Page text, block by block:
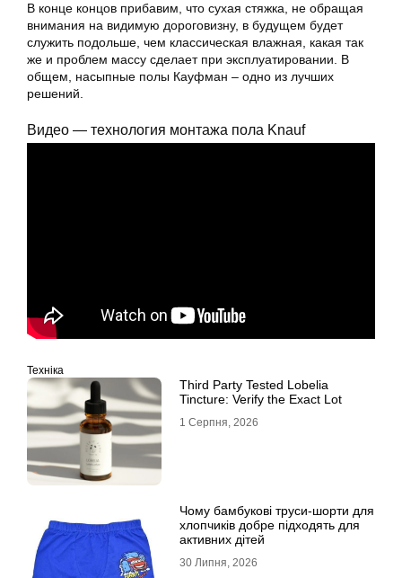
В конце концов прибавим, что сухая стяжка, не обращая
внимания на видимую дороговизну, в будущем будет
служить подольше, чем классическая влажная, какая так
же и проблем массу сделает при эксплуатировании. В
общем, насыпные полы Кауфман – одно из лучших
решений.
Видео — технология монтажа пола Knauf
Техніка
Third Party Tested Lobelia
Tincture: Verify the Exact Lot
1 Серпня, 2026
Чому бамбукові труси-шорти для
хлопчиків добре підходять для
активних дітей
30 Липня, 2026